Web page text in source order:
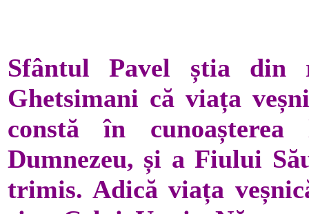
Sfântul Pavel știa din
Ghetsimani că viața
constă în
Dumnezeu, și a Fiului
trimis. Adică viața